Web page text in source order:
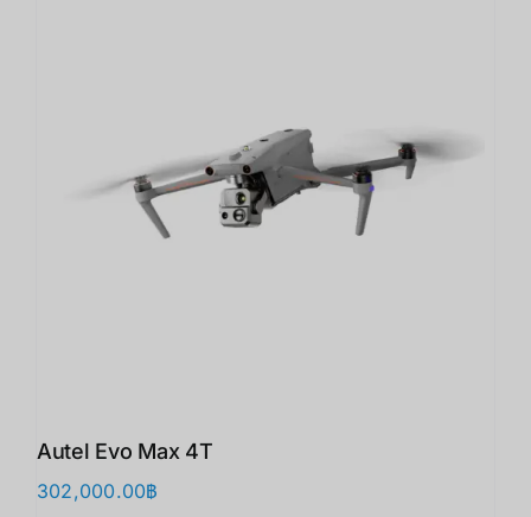
Autel Evo Max 4T
302,000.00฿